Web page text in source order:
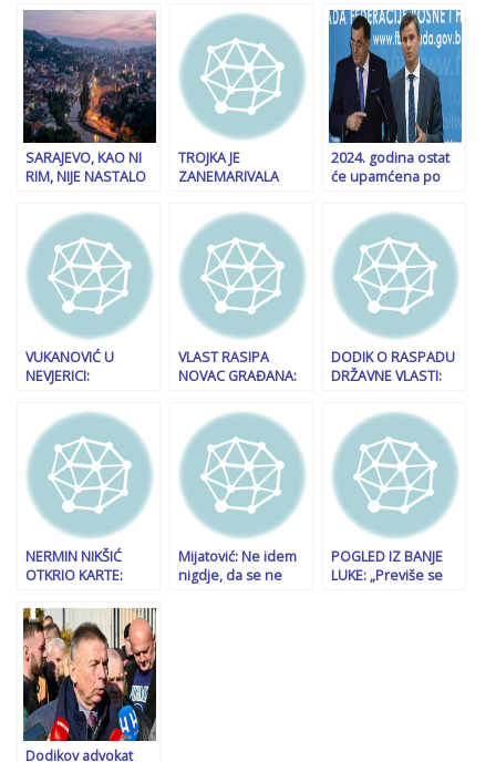
SARAJEVO, KAO NI
RIM, NIJE NASTALO
ALI NIJE NI
SLUČAJNO: Sve se
odvijalo u skladu sa
strateškom
politikom osmanske
države, Isa-beg
Ishaković je bio njen
TROJKA JE
ZANEMARIVALA
JE SVE DOŠLO NA
NAPLATU: HDZ-ovo
spašavanje SNSD-a
nije izraz samo
političkog interesa
već i zahvalnosti!
2024. godina ostat
će upamćena po
prekretnice koje su
do tada bile
nezamislive
VUKANOVIĆ U
NEVJERICI:
imaju jednu
zajedničku stvar,
obojica vode…
VLAST RASIPA
NOVAC GRAĐANA:
ulaganja u 16. sprat
za Ured
predsjednice i dva
potpredsjednika
FBiH
DODIK O RASPADU
DRŽAVNE VLASTI:
nećemo s Trojkom,
a ne oni sa nama,
zovite me sutra…”
NERMIN NIKŠIĆ
OTKRIO KARTE:
pouzdan partner,
oni su bili…”
Mijatović: Ne idem
nigdje, da se ne
POGLED IZ BANJE
LUKE: „Previše se
Dodikov advokat